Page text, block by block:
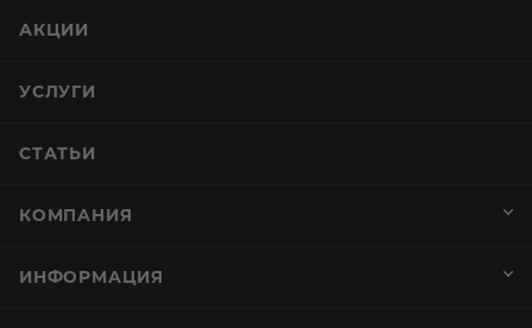
АКЦИИ
УСЛУГИ
СТАТЬИ
КОМПАНИЯ
ИНФОРМАЦИЯ